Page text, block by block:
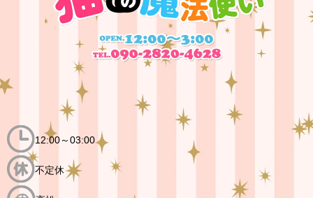
12:00～03:00
不定休